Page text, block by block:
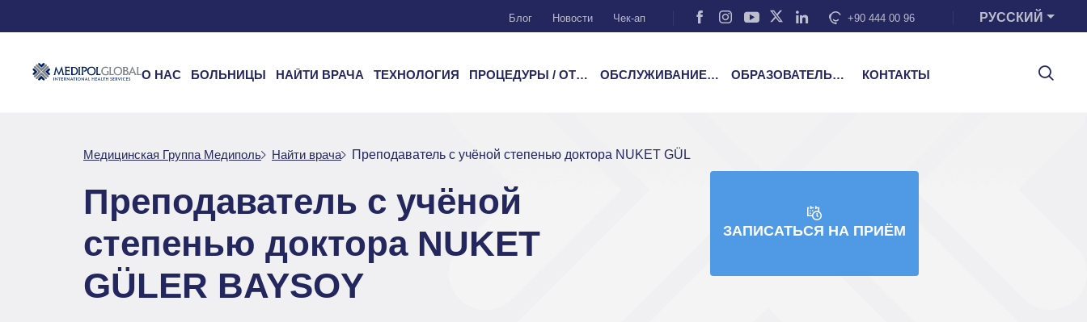
Блог Новости Чек-ап +90 444 00 96 РУССКИЙ
О НАС БОЛЬНИЦЫ НАЙТИ ВРАЧА ТЕХНОЛОГИЯ ПРОЦЕДУРЫ / ОТДЕЛЕНИЯ ОБСЛУЖИВАНИЕ ПАЦИЕНТОВ ОБРАЗОВАТЕЛЬНЫЕ УСЛУГИ КОНТАКТЫ
Медицинская Группа Медиполь Найти врача Преподаватель с учёной степенью доктора NUKET GÜLER BAYSOY
Преподаватель с учёной
степенью доктора NUKET
GÜLER BAYSOY
ЗАПИСАТЬСЯ НА ПРИЁМ